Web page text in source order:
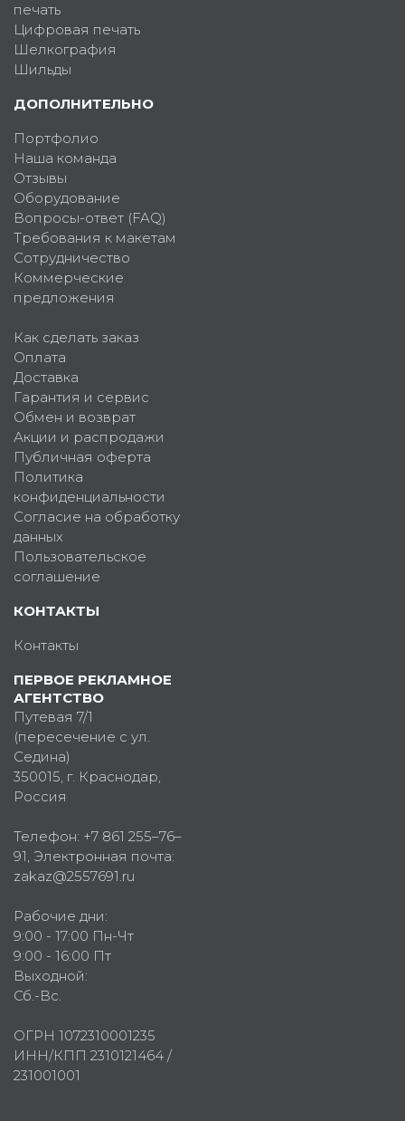
печать
Цифровая печать
Шелкография
Шильды
ДОПОЛНИТЕЛЬНО
Портфолио
Наша команда
Отзывы
Оборудование
Вопросы-ответ (FAQ)
Требования к макетам
Сотрудничество
Коммерческие
предложения
Как сделать заказ
Оплата
Доставка
Гарантия и сервис
Обмен и возврат
Акции и распродажи
Публичная оферта
Политика
конфиденциальности
Согласие на обработку
данных
Пользовательское
соглашение
КОНТАКТЫ
Контакты
ПЕРВОЕ РЕКЛАМНОЕ
АГЕНТСТВО
Путевая 7/1
(пересечение с ул.
Седина)
350015, г. Краснодар,
Россия
Телефон: +7 861 255–76–
91, Электронная почта:
zakaz@2557691.ru
Рабочие дни:
9:00 - 17:00 Пн-Чт
9:00 - 16:00 Пт
Выходной:
Сб.-Вс.
ОГРН 1072310001235
ИНН/КПП 2310121464 /
231001001